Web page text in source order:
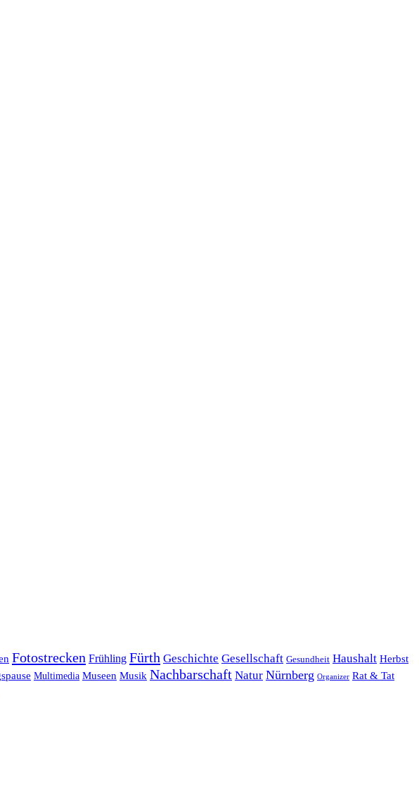
Fotostrecken Frühling Fürth Geschichte Gesellschaft Gesundheit Haushalt Herbst
Multimedia Museen Musik Nachbarschaft Natur Nürnberg Organizer Rat & Tat